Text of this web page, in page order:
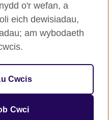
am gysylltiadau
o'r wefan, a
eich dewisiadau,
am wybodaeth
Cwcis
Cwci